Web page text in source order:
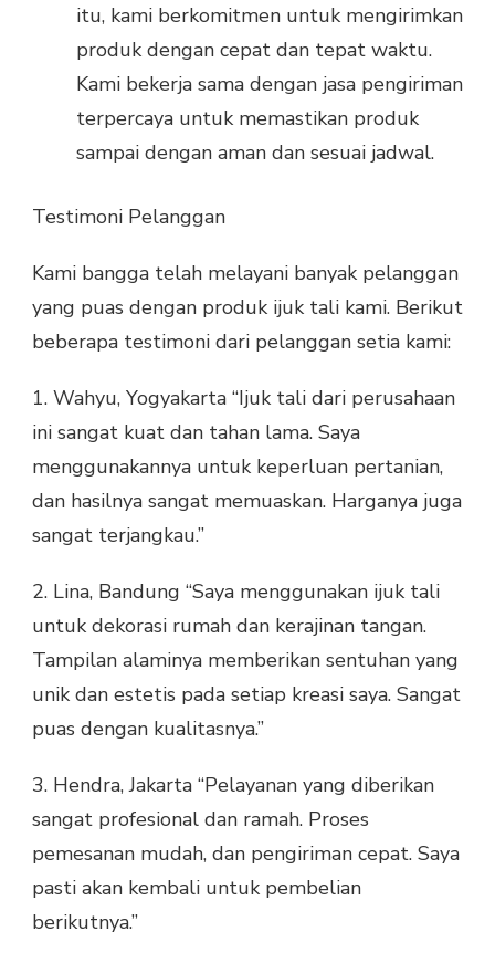
itu, kami berkomitmen untuk mengirimkan
produk dengan cepat dan tepat waktu.
Kami bekerja sama dengan jasa pengiriman
terpercaya untuk memastikan produk
sampai dengan aman dan sesuai jadwal.
Testimoni Pelanggan
Kami bangga telah melayani banyak pelanggan
yang puas dengan produk ijuk tali kami. Berikut
beberapa testimoni dari pelanggan setia kami:
1. Wahyu, Yogyakarta “Ijuk tali dari perusahaan
ini sangat kuat dan tahan lama. Saya
menggunakannya untuk keperluan pertanian,
dan hasilnya sangat memuaskan. Harganya juga
sangat terjangkau.”
2. Lina, Bandung “Saya menggunakan ijuk tali
untuk dekorasi rumah dan kerajinan tangan.
Tampilan alaminya memberikan sentuhan yang
unik dan estetis pada setiap kreasi saya. Sangat
puas dengan kualitasnya.”
3. Hendra, Jakarta “Pelayanan yang diberikan
sangat profesional dan ramah. Proses
pemesanan mudah, dan pengiriman cepat. Saya
pasti akan kembali untuk pembelian
berikutnya.”